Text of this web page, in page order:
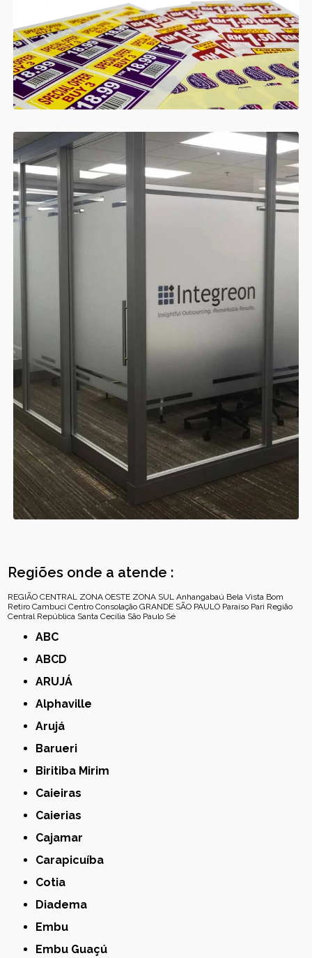
Regiões onde a atende :
REGIÃO CENTRAL ZONA OESTE ZONA SUL Anhangabaú Bela Vista Bom
Retiro Cambuci Centro Consolação GRANDE SÃO PAULO Paraíso Pari Região
Central República Santa Cecília São Paulo Sé
ABC
ABCD
ARUJÁ
Alphaville
Arujá
Barueri
Biritiba Mirim
Caieiras
Caierias
Cajamar
Carapicuíba
Cotia
Diadema
Embu
Embu Guaçú